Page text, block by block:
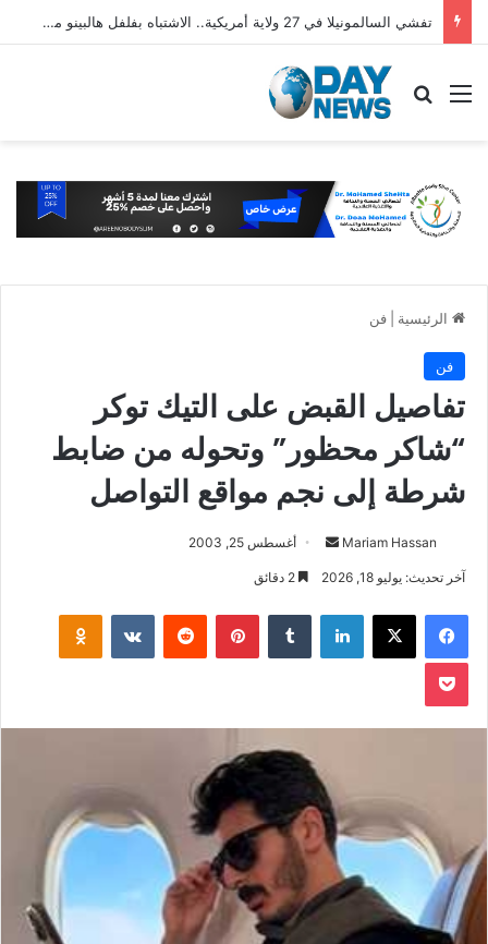
تفشي السالمونيلا في 27 ولاية أمريكية.. الاشتباه بفلفل هالبينو مستورد من المكسيك
القائمة بحث عن
الرئيسية فن
فن
تفاصيل القبض على التيك توكر
“شاكر محظور” وتحوله من ضابط
شرطة إلى نجم مواقع التواصل
Mariam Hassan
أرسل
بريدا
أغسطس 25, 2003
آخر تحديث: يوليو 18, 2026
فيسبوك ‫X لينكدإن بينتيريست
‫Pocket